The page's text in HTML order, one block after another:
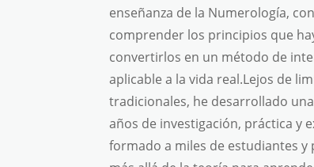
enseñanza de la Numerología,
comprender los principios que
convertirlos en un método de
aplicable a la vida real.Lejos de
tradicionales, he desarrollado
años de investigación, práctica y
formado a miles de estudiantes